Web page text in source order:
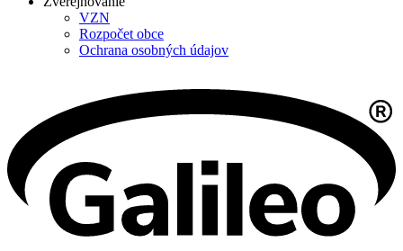
VZN
Rozpočet obce
Ochrana osobných údajov